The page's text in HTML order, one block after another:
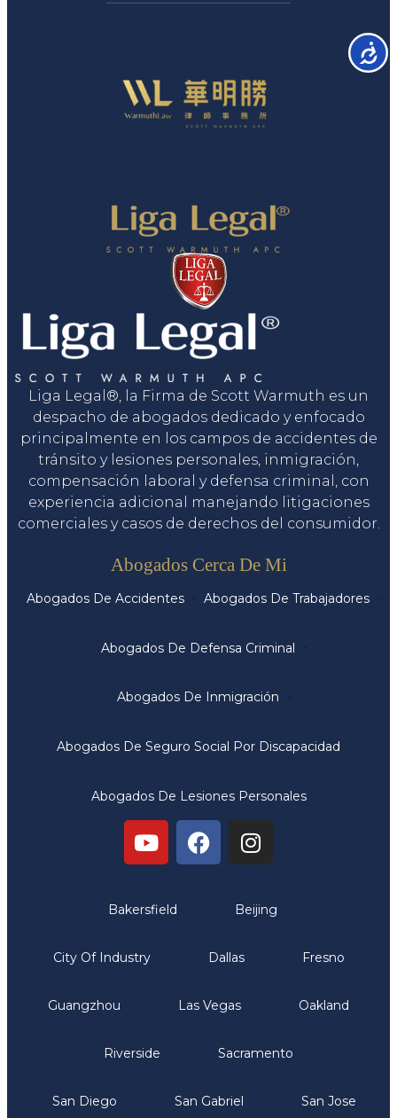
Liga Legal®, la Firma de Scott Warmuth es un
despacho de abogados dedicado y enfocado
principalmente en los campos de accidentes de
tránsito y lesiones personales, inmigración,
compensación laboral y defensa criminal, con
experiencia adicional manejando litigaciones
comerciales y casos de derechos del consumidor.
Abogados Cerca De Mi
Abogados De Accidentes Abogados De Trabajadores
Abogados De Defensa Criminal
Abogados De Inmigración
Abogados De Seguro Social Por Discapacidad
Abogados De Lesiones Personales
Bakersfield Beijing
City Of Industry Dallas Fresno
Guangzhou Las Vegas Oakland
Riverside Sacramento
San Diego San Gabriel San Jose